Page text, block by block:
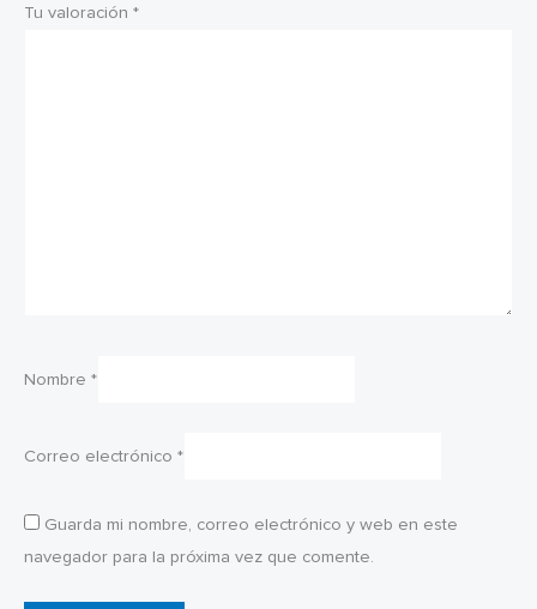
Tu valoración *
Nombre *
Correo electrónico *
Guarda mi nombre, correo electrónico y web en este
navegador para la próxima vez que comente.